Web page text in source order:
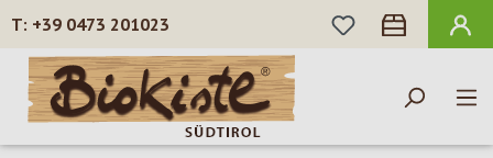
Zum Hauptinhalt springen
+39 0473 201023
DU HAST 0